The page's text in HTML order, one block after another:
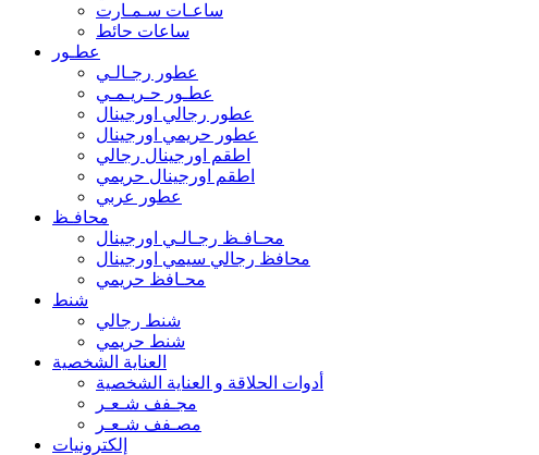
ساعـات سـمـارت
ساعات حائط
عطـور
عطور رجـالـي
عطـور حـريـمـي
عطور رجالي اورجينال
عطور حريمي اورجينال
اطقم اورجينال رجالي
اطقم اورجينال حريمي
عطور عربي
محافـظ
محـافـظ رجـالـي اورجينال
محافظ رجالي سيمي اورجينال
محـافظ حريمي
شنط
شنط رجالي
شنط حريمي
العناية الشخصية
أدوات الحلاقة و العناية الشخصية
مجـفف شـعـر
مصـفف شـعـر
إلكترونيات